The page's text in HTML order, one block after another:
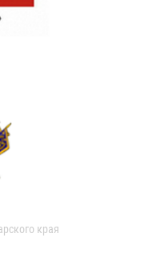
края